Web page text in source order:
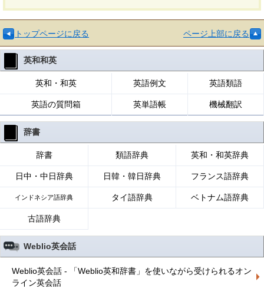
トップページに戻る ページ上部に戻る
英和和英
英和・和英 英語例文 英語類語
英語の質問箱 英単語帳 機械翻訳
辞書
辞書 類語辞典 英和・和英辞典
日中・中日辞典 日韓・韓日辞典 フランス語辞典
インドネシア語辞典 タイ語辞典 ベトナム語辞典
古語辞典
Weblio英会話
Weblio英会話 - 「Weblio英和辞書」を使いながら受けられるオン
ライン英会話